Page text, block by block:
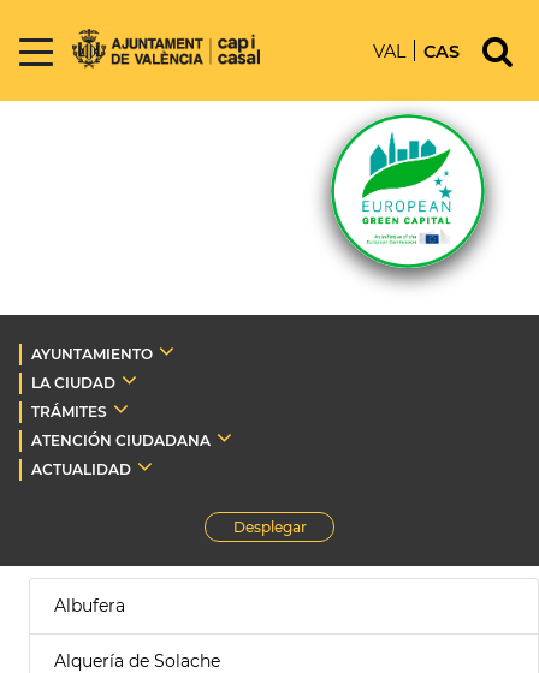
VAL CAS
AYUNTAMIENTO
LA CIUDAD
TRÁMITES
ATENCIÓN CIUDADANA
ACTUALIDAD
Desplegar
Albufera
Alquería de Solache